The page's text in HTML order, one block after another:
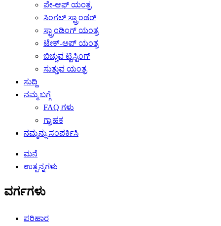
ಪೇ-ಆಫ್ ಯಂತ್ರ
ಸಿಂಗಲ್ ಸ್ಟ್ರಾಂಡರ್
ಸ್ಟ್ರಾಂಡಿಂಗ್ ಯಂತ್ರ
ಟೇಕ್-ಅಪ್ ಯಂತ್ರ
ಬಿಚ್ಚುವ ಟ್ವಿಸ್ಟಿಂಗ್
ಸುತ್ತುವ ಯಂತ್ರ
ಸುದ್ದಿ
ನಮ್ಮ ಬಗ್ಗೆ
FAQ ಗಳು
ಗ್ರಾಹಕ
ನಮ್ಮನ್ನು ಸಂಪರ್ಕಿಸಿ
ಮನೆ
ಉತ್ಪನ್ನಗಳು
ವರ್ಗಗಳು
ಪರಿಹಾರ